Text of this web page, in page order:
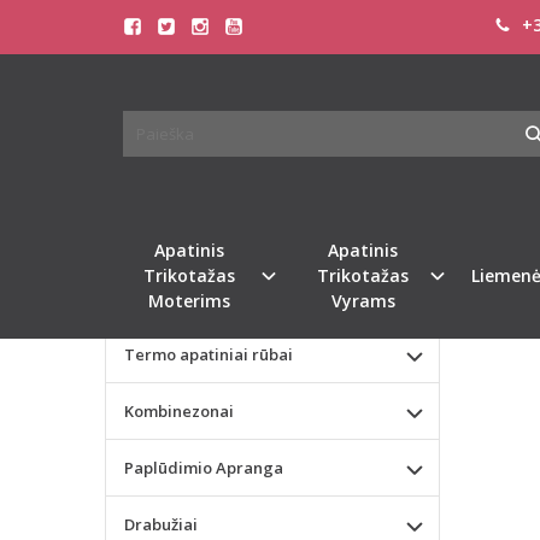
Apatinis
Trikotažas
Moterims
Apatinis
Trikotažas
Vyrams
Valentino dienos dovana
Liemenėlės
Termo apatiniai rūbai
Kombinezonai
Paplūdimio Apranga
Drabužiai